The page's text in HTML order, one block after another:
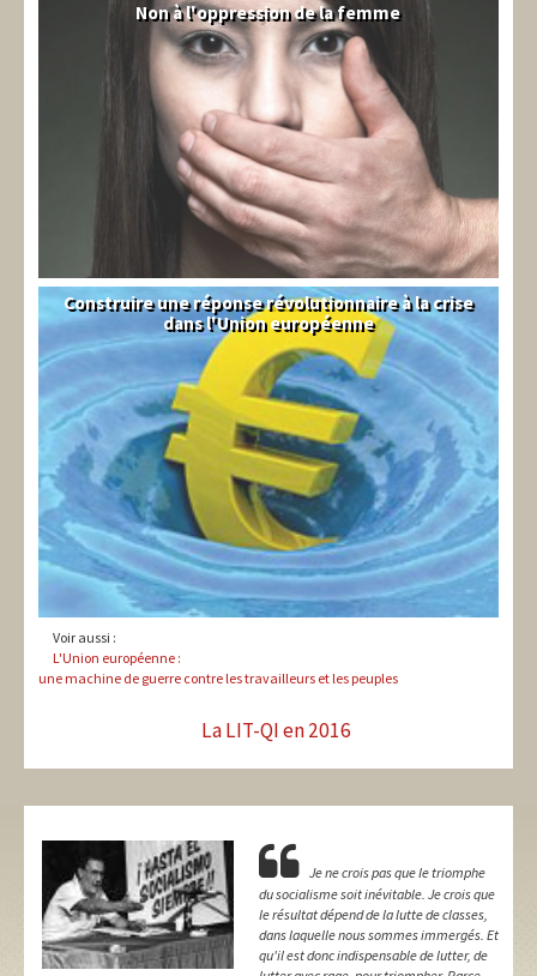
Syrie
Non à l'oppression de la femme
Syndical
Construire une réponse révolutionnaire à la crise
dans l'Union européenne
Voir aussi :
L'Union européenne :
une machine de guerre contre les travailleurs et les peuples
La LIT-QI en 2016
Je ne crois pas que le triomphe
du socialisme soit inévitable. Je crois que
le résultat dépend de la lutte de classes,
dans laquelle nous sommes immergés. Et
qu'il est donc indispensable de lutter, de